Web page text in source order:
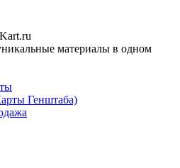
материалы в одном
Генштаба)